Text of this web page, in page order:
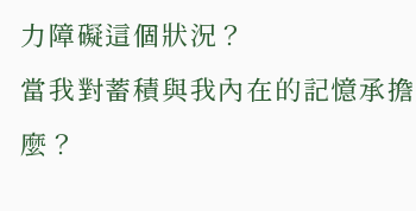
力障礙這個狀況？
當我對蓄積與我內在的記憶承
麼？